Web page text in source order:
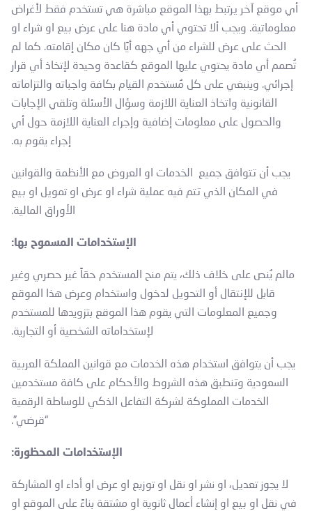
أي موقع آخر يرتبط بهذا الموقع مباشرة هي تستخدم فقط لأغراض
معلوماتية. ويجب ألا تحتوي أي مادة هنا على عرض بيع او شراء او
الحث على عرض للشراء من أي جهه أيًا كان مكان إقامته. كما لم
تُصمم أي مادة يحتوي عليها الموقع كقاعدة وحيدة لإتخاذ أي قرار
إجرائي. وينبغي على كل مُستخدم القيام بكافة واجباته والتزاماته
القانونية واتخاذ العناية اللازمة وسؤال الأسئلة وتلقي الإجابات
والحصول على معلومات إضافية وإجراء العناية اللازمة حول أي
إجراء يقوم به.
يجب أن تتوافق جميع الخدمات او العروض مع الأنظمة والقوانين
في المكان الذي تتم فيه عملية شراء او عرض او تمويل او بيع
الأوراق المالية.
الإستخدامات المسموح بها:
مالم يُنص على خلاف ذلك، يتم منح المستخدم حقاً غير حصري وغير
قابل للإنتقال أو التحويل لدخول واستخدام وعرض هذا الموقع
وجميع المعلومات التي يقوم هذا الموقع بتزويدها للمستخدم
لإستخداماته الشخصية أو التجارية.
يجب أن يتوافق استخدام هذه الخدمات مع قوانين المملكة العربية
السعودية وتنطبق هذه الشروط والأحكام على كافة مستخدمين
الخدمات المملوكة لشركة التفاعل الذكي للوساطة الرقمية
“قرضي”.
الإستخدامات المحظورة:
لا يجوز تعديل، او نشر او نقل او توزيع او عرض او أداء او المشاركة
في نقل او بيع او إنشاء أعمال ثانوية او مشتقة بناءً على الموقع او